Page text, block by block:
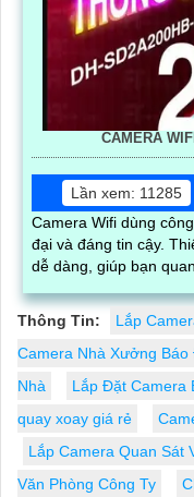
CAMERA
Lần xem: 11285
Camera Wifi dùng
đại và đáng tin cậy. Thiết bị này có khả năng kết nối mạng
dễ dàng, giúp bạn
Thông Tin: Lắp
Camera Nhà Xưởng Báo
Nhà
Lắp Đặt Camera
quay xoay giá rẻ
Lắp Camera Quan Sát
Văn Phòng Công Ty